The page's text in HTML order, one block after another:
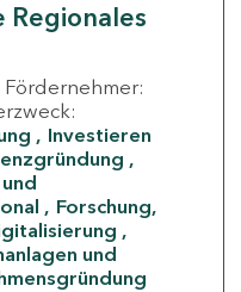
Fördernehmer:
Investieren
Forschung,
und